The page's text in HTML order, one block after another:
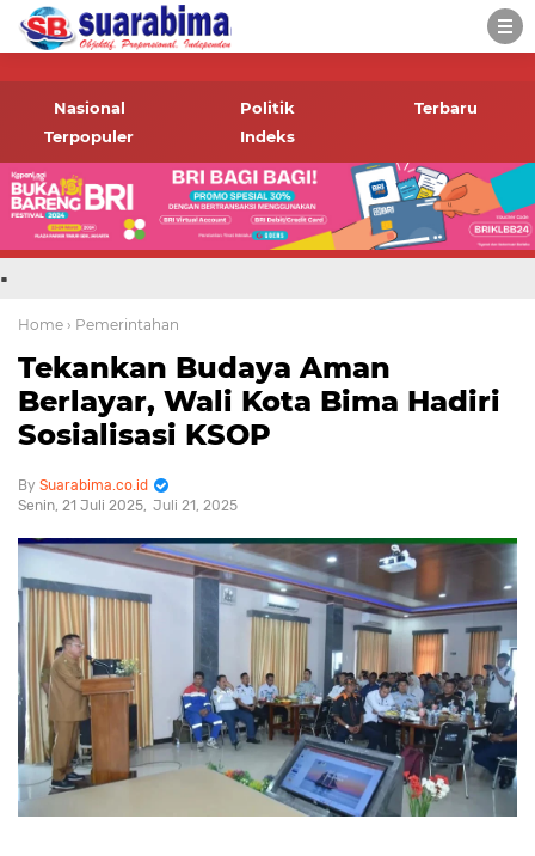
-->
informasi terbaru tentang
Bima dan daerah sekitar
Nasional Politik
Terbaru
Terpopuler
Indeks
.
Home › Pemerintahan
Tekankan Budaya Aman
Berlayar, Wali Kota Bima Hadiri
Sosialisasi KSOP
Suarabima.co.id
Senin, 21 Juli 2025 Juli 21, 2025